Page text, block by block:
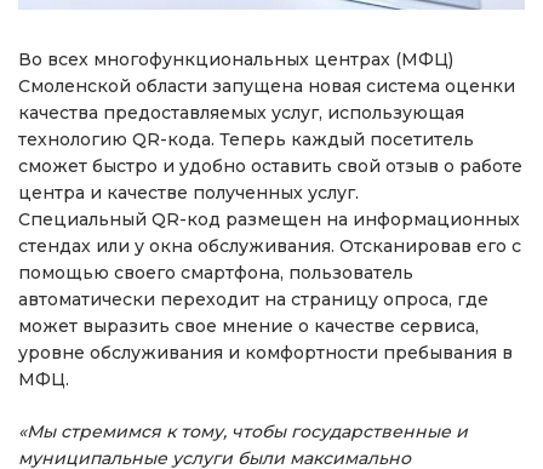
Во всех многофункциональных центрах (МФЦ)
Смоленской области запущена новая система оценки
качества предоставляемых услуг, использующая
технологию QR-кода. Теперь каждый посетитель
сможет быстро и удобно оставить свой отзыв о работе
центра и качестве полученных услуг.
Специальный QR-код размещен на информационных
стендах или у окна обслуживания. Отсканировав его с
помощью своего смартфона, пользователь
автоматически переходит на страницу опроса, где
может выразить свое мнение о качестве сервиса,
уровне обслуживания и комфортности пребывания в
МФЦ.
«Мы стремимся к тому, чтобы государственные и
муниципальные услуги были максимально